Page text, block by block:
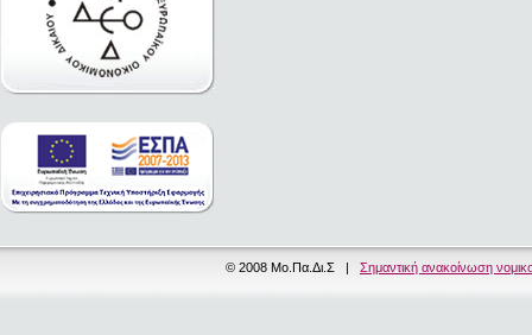
© 2008 Μο.Πα.Δι.Σ | Σημαντική ανακοίνωση